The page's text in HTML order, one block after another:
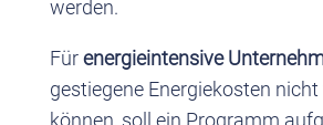
werden.
Fürenergieintensive
gestiegene Energiekosten
können, soll ein Programm